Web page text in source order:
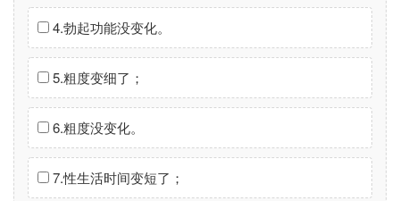
4.勃起功能没变化。
5.粗度变细了；
6.粗度没变化。
7.性生活时间变短了；